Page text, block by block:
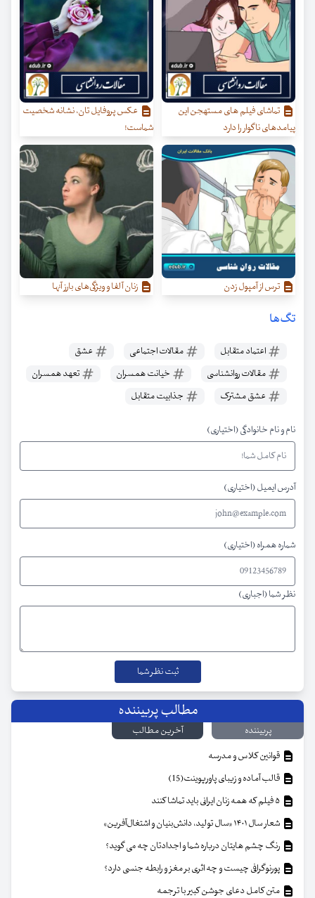
تماشای فیلم های مستهجن این
پیامدهای ناگوار را دارد
عکس پروفایل تان، نشانه شخصیت
شماست!
ترس از آمپول زدن زنان آلفا و ویژگی‌‌های بارز آنها
تگ‌ها
اعتماد متقابل مقالات اجتماعی
عشق
مقالات روانشناسی
خیانت همسران
تعهد همسران
عشق مشترک
جذابیت متقابل
نام و نام خانوادگی (اختیاری)
آدرس ایمیل (اختیاری)
شماره همراه (اختیاری)
نظر شما (اجباری)
مطالب پربیننده
پربیننده
آخرین مطالب
قوانین کلاس و مدرسه
قالب آماده و زیبای پاورپوینت(15)
شعار سال ۱۴۰۱ «سال تولید، دانش‌بنیان و اشتغال‌آفرین»
رنگ چشم هایتان درباره شما و اجدادتان چه می گوید؟
پورنوگرافی چیست و چه اثری بر مغز و رابطه جنسی دارد؟
متن کامل دعای جوشن کبیر با ترجمه